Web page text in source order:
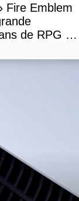
Fire Emblem
de RPG en